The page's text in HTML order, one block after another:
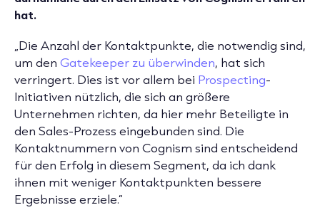
hat.
„Die Anzahl der Kontaktpunkte, die notwendig sind,
um den Gatekeeper zu überwinden, hat sich
verringert. Dies ist vor allem bei Prospecting-
Initiativen nützlich, die sich an größere
Unternehmen richten, da hier mehr Beteiligte in
den Sales-Prozess eingebunden sind. Die
Kontaktnummern von Cognism sind entscheidend
für den Erfolg in diesem Segment, da ich dank
ihnen mit weniger Kontaktpunkten bessere
Ergebnisse erziele.“